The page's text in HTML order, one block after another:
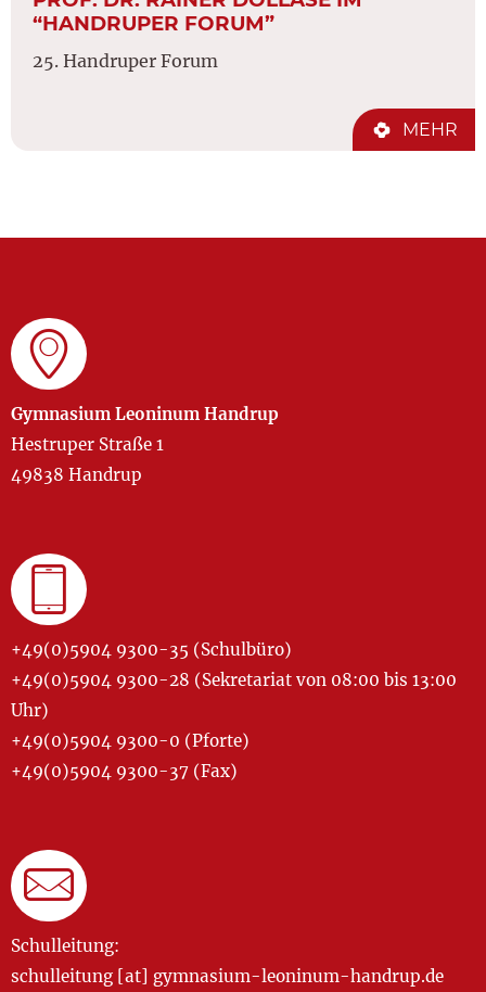
“HANDRUPER FORUM”
25. Handruper Forum
MEHR
Gymnasium Leoninum Handrup
Hestruper Straße 1
49838 Handrup
+49(0)5904 9300-35 (Schulbüro)
+49(0)5904 9300-28 (Sekretariat von 08:00 bis 13:00
Uhr)
+49(0)5904 9300-0 (Pforte)
+49(0)5904 9300-37 (Fax)
Schulleitung:
schulleitung [at] gymnasium-leoninum-handrup.de